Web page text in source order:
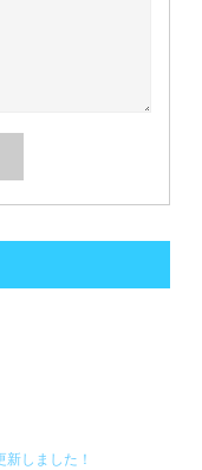
しました！